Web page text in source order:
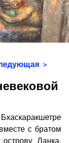
>
с братом
Ланка.